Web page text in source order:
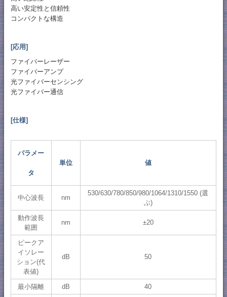
高い安定性と信頼性
コンパクトな構造
[応用]
ファイバーレーザー
ファイバーアンプ
光ファイバーセンシング
光ファイバー通信
[仕様]
パラメー
タ
単位 値
中心波長 nm
530/630/780/850/980/1064/1310/1550 (選
ぶ)
動作波長
範囲
nm ±20
ピークア
イソレー
ション(代
表値)
dB 50
最小隔離 dB
40